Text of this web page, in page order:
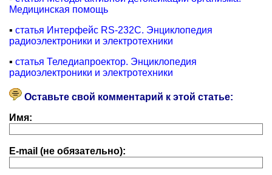
Медицинская помощь
▪ статья Интерфейс RS-232C. Энциклопедия
радиоэлектроники и электротехники
▪ статья Теледиапроектор. Энциклопедия
радиоэлектроники и электротехники
Оставьте свой комментарий к этой статье:
Имя:
E-mail (не обязательно):